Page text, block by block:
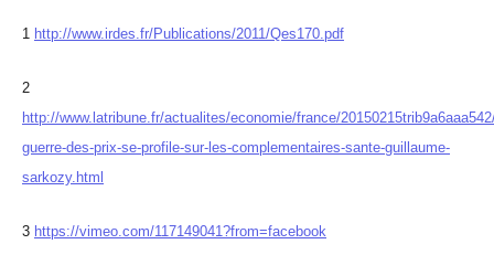
1 http://www.irdes.fr/Publications/2011/Qes170.pdf
2
http://www.latribune.fr/actualites/economie/france/
guerre-des-prix-se-profile-sur-les-complementaires-sante-guillaume-
sarkozy.html
3 https://vimeo.com/117149041?from=facebook